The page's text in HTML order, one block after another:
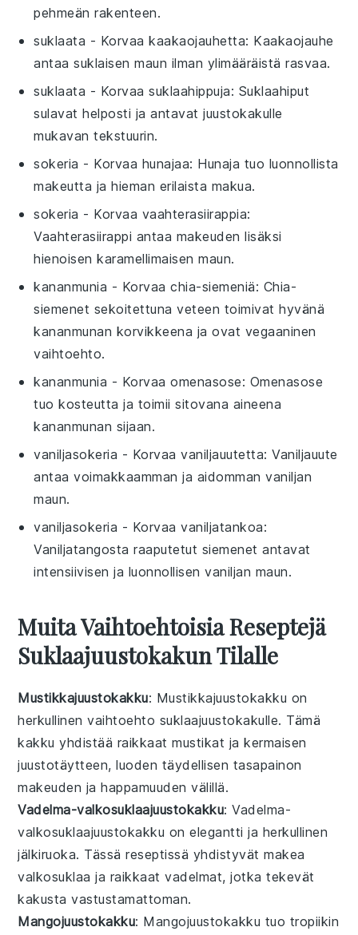
pehmeän rakenteen.
suklaata - Korvaakaakaojauhetta: Kaakaojauhe
antaa suklaisen maun ilman ylimääräistä rasvaa.
suklaata - Korvaasuklaahippuja: Suklaahiput
sulavat helposti ja antavat juustokakulle
mukavan tekstuurin.
sokeria - Korvaa hunajaa: Hunaja tuo luonnollista
makeutta ja hieman erilaista makua.
sokeria - Korvaa vaahterasiirappia:
Vaahterasiirappi antaa makeuden lisäksi
hienoisen karamellimaisen maun.
kananmunia - Korvaachia-siemeniä: Chia-
siemenet sekoitettuna veteen toimivat hyvänä
kananmunan korvikkeena ja ovat vegaaninen
vaihtoehto.
kananmunia - Korvaaomenasose: Omenasose
tuo kosteutta ja toimii sitovana aineena
kananmunan sijaan.
vaniljasokeria - Korvaavaniljauutetta: Vaniljauute
antaa voimakkaamman ja aidomman vaniljan
maun.
vaniljasokeria - Korvaavaniljatankoa:
Vaniljatangosta raaputetut siemenet antavat
intensiivisen ja luonnollisen vaniljan maun.
Muita Vaihtoehtoisia Reseptejä
Suklaajuustokakun Tilalle
Mustikkajuustokakku: Mustikkajuustokakku on
herkullinen vaihtoehto suklaajuustokakulle. Tämä
kakku yhdistää raikkaatmustikat ja kermaisen
juustotäytteen, luoden täydellisen tasapainon
makeuden ja happamuuden välillä.
Vadelma-valkosuklaajuustokakku: Vadelma-
valkosuklaajuustokakku on elegantti ja herkullinen
jälkiruoka. Tässä reseptissä yhdistyvät makea
valkosuklaa ja raikkaatvadelmat, jotka tekevät
kakusta vastustamattoman.
Mangojuustokakku: Mangojuustokakku tuo tropiikin